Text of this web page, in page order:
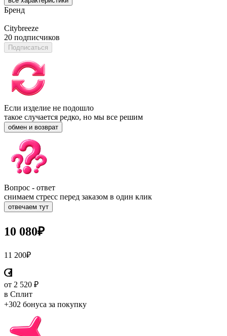
Бренд
Citybreeze
20 подписчиков
Подписаться
Если изделие не подошло
такое случается редко, но мы все решим
обмен и возврат
Вопрос - ответ
снимаем стресс перед заказом в один клик
отвечаем тут
10 080₽
11 200₽
от 2 520 ₽
в Сплит
+302 бонуса за покупку